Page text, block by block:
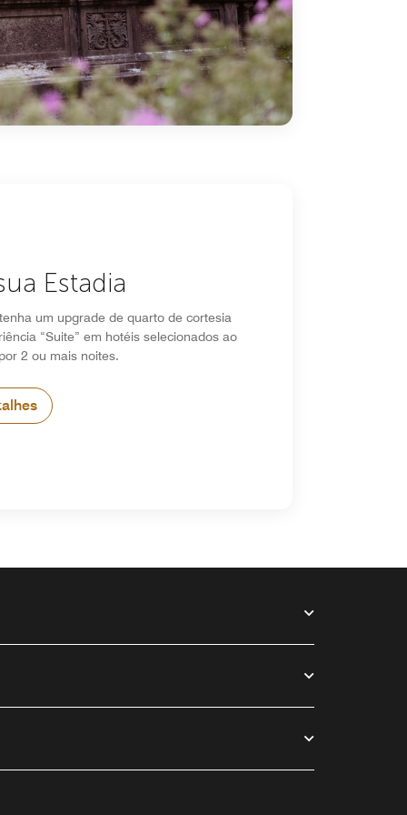
Estadia
um upgrade de quarto de cortesia
“Suite” em hotéis selecionados ao
2 ou mais noites.